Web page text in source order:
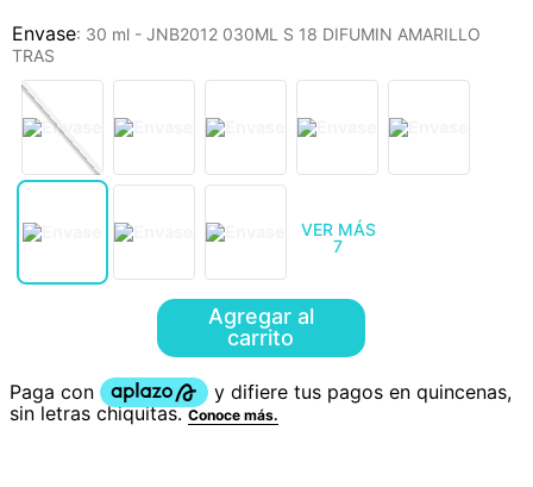
: 30 ml - JNB2012 030ML S 18 DIFUMIN AMARILLO
TRAS
VER MÁS
7
Agregar al
carrito